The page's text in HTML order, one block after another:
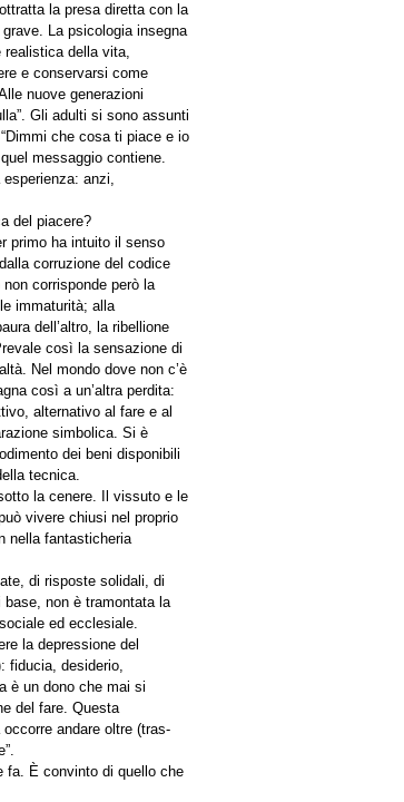
la presa diretta con la
La psicologia insegna
realistica della vita,
e conservarsi come
nuove generazioni
Gli adulti si sono assunti
che cosa ti piace e io
messaggio contiene.
esperienza: anzi,
del piacere?
primo ha intuito il senso
corruzione del codice
corrisponde però la
immaturità; alla
dell’altro, la ribellione
così la sensazione di
Nel mondo dove non c’è
così a un’altra perdita:
alternativo al fare e al
simbolica. Si è
dei beni disponibili
tecnica.
la cenere. Il vissuto e le
vivere chiusi nel proprio
nella fantasticheria
di risposte solidali, di
non è tramontata la
ed ecclesiale.
la depressione del
fiducia, desiderio,
è un dono che mai si
del fare. Questa
andare oltre (tras-
fa. È convinto di quello che